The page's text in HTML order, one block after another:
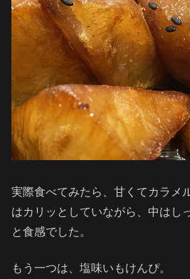
実際食べてみたら、甘くてカラメ
はカリッとしていながら、中はし
と食感でした。
もう一つは、塩味いもけんぴ。